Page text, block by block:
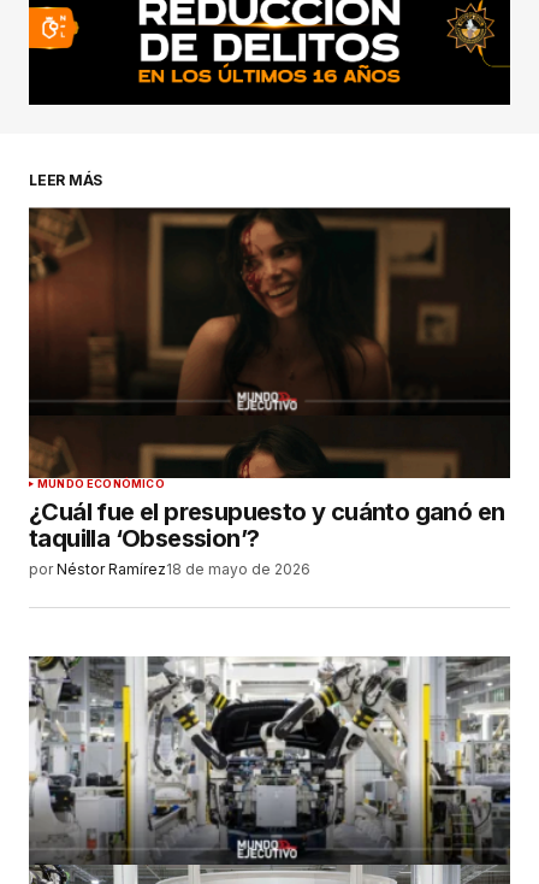
LEER MÁS
MUNDO ECONÓMICO
¿Cuál fue el presupuesto y cuánto ganó en
taquilla ‘Obsession’?
por Néstor Ramírez18 de mayo de 2026